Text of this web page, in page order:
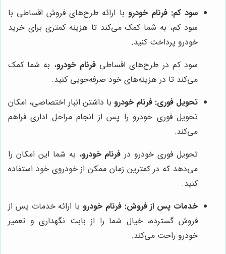
سود کم: فرنام خودرو با ارائه طرح‌های فروش اقساطی با
سود کم، به شما کمک می‌کند تا هزینه کمتری برای خرید
خودرو پرداخت کنید.
سود کم در طرح‌های اقساطیفرنام خودرو، به شما کمک
می‌کند تا در هزینه‌های خود صرفه‌جویی کنید.
تحویل فوری: فرنام خودرو با داشتن انبار اختصاصی، امکان
تحویل فوری خودرو را پس از انجام مراحل اداری فراهم
می‌کند.
تحویل فوری خودرو در فرنام خودرو، به شما این امکان را
می‌دهد که در کمترین زمان ممکن از خودروی خود استفاده
کنید.
خدمات پس از فروش: فرنام خودرو با ارائه خدمات پس از
فروش گسترده، خیال شما را از بابت نگهداری و تعمیر
خودرو راحت می‌کند.